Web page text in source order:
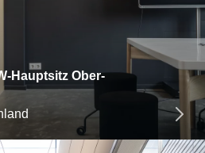
Hauptsitz Ober-